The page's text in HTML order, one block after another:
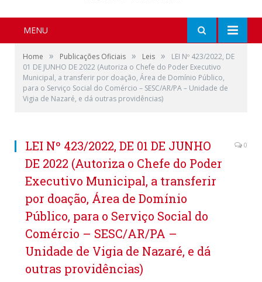
MENU
Home » Publicações Oficiais » Leis »
LEI Nº 423/2022, DE
01 DE JUNHO DE 2022 (Autoriza o Chefe do Poder Executivo
Municipal, a transferir por doação, Área de Domínio Público,
para o Serviço Social do Comércio – SESC/AR/PA – Unidade de
Vigia de Nazaré, e dá outras providências)
LEI Nº 423/2022, DE 01 DE JUNHO
DE 2022 (Autoriza o Chefe do Poder
Executivo Municipal, a transferir
por doação, Área de Domínio
Público, para o Serviço Social do
Comércio – SESC/AR/PA –
Unidade de Vigia de Nazaré, e dá
outras providências)
0